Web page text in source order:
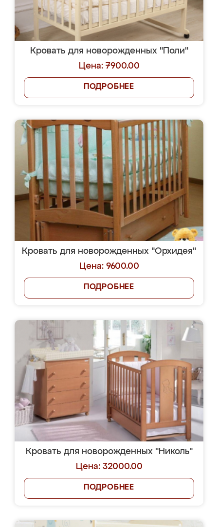
Кровать для новорожденных "Поли"
Цена: 7900.00
ПОДРОБНЕЕ
Кровать для новорожденных "Орхидея"
Цена: 9600.00
ПОДРОБНЕЕ
Кровать для новорожденных "Николь"
Цена: 32000.00
ПОДРОБНЕЕ